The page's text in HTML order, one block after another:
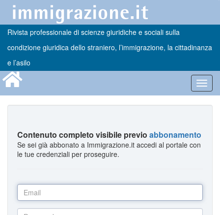
Rivista professionale di scienze giuridiche e sociali sulla
condizione giuridica dello straniero, l’immigrazione, la cittadinanza
e l’asilo
Contenuto completo visibile previo abbonamento
Se sei già abbonato a Immigrazione.it accedi al portale con
le tue credenziali per proseguire.